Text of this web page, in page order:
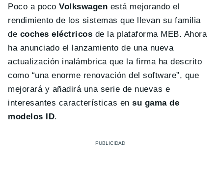
Poco a pocoVolkswagen está mejorando el
rendimiento de los sistemas que llevan su familia
de coches eléctricos de la plataforma MEB. Ahora
ha anunciado el lanzamiento de una nueva
actualización inalámbrica que la firma ha descrito
como “una enorme renovación del software”, que
mejorará y añadirá una serie de nuevas e
interesantes características ensu gama de
modelos ID.